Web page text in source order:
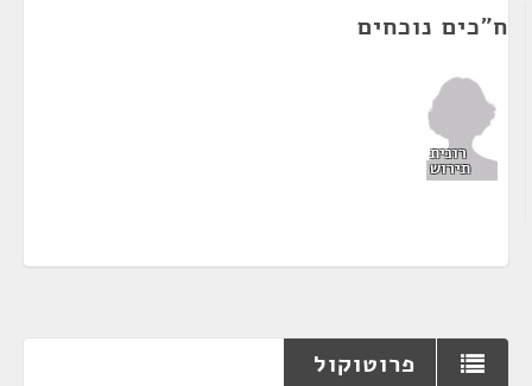
ח"כים נוכחים
רונית
תירוש
פרוטוקול